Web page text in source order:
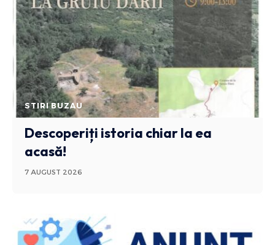
STIRI BUZAU
Descoperiți istoria chiar la ea
acasă!
7 AUGUST 2026